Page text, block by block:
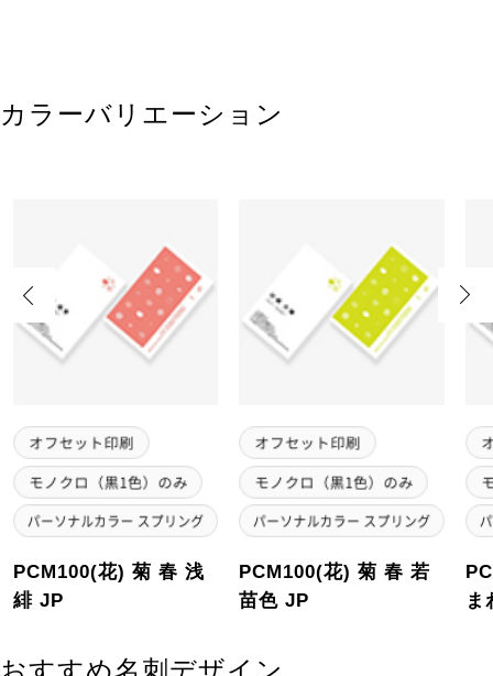
カラーバリエーション
PCM100(花) 菊 春 浅
緋 JP
PCM100(花) 菊 春 若
苗色 JP
ま
Previous Next
おすすめ名刺デザイン